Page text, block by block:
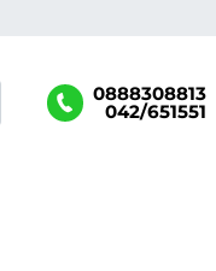
0888308813
042/651551